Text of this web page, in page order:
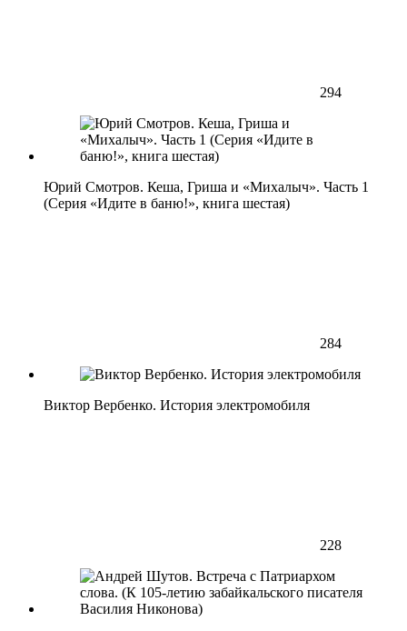
294
Юрий Смотров. Кеша, Гриша и «Михалыч». Часть 1
(Серия «Идите в баню!», книга шестая)
284
Виктор Вербенко. История электромобиля
228